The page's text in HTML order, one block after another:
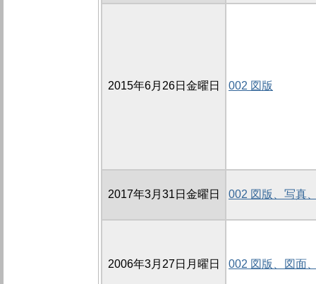
2015年6月26日金曜日 002 図版
2017年3月31日金曜日 002 図版、写真
2006年3月27日月曜日 002 図版、図面